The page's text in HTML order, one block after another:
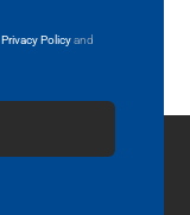
Privacy Policyand